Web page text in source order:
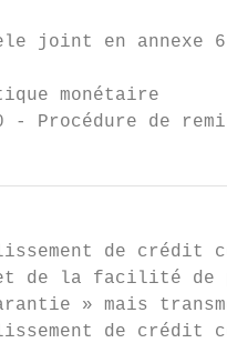
joint en annexe
- Procédure
de crédit
et de la facilité de
» mais
de crédit